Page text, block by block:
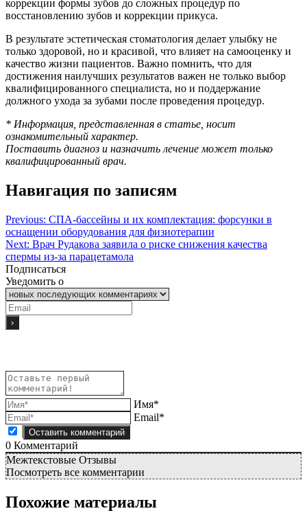
коррекции формы зубов до сложных процедур по
восстановлению зубов и коррекции прикуса.
В результате эстетическая стоматология делает улыбку не
только здоровой, но и красивой, что влияет на самооценку и
качество жизни пациентов. Важно помнить, что для
достижения наилучших результатов важен не только выбор
квалифицированного специалиста, но и поддержание
должного ухода за зубами после проведения процедур.
* Информация, представленная в статье, носит
ознакомительный характер.
Поставить диагноз и назначить лечение может только
квалифицированный врач.
Навигация по записям
Previous: СПА-бассейны и их комплектация: форсунки в
оснащении оборудования для физиотерапии
Next: Врач Рудакова заявила о риске снижения качества
спермы из-за парацетамола
Подписаться
Уведомить о
Имя*
Email*
0 Комментарий
Межтекстовые Отзывы
Посмотреть все комментарии
Похожие материалы